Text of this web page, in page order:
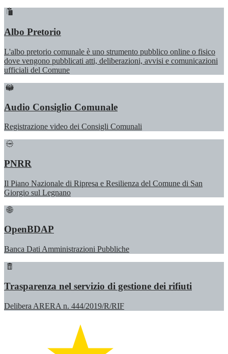
Albo Pretorio
L'albo pretorio comunale è uno strumento pubblico online o fisico
dove vengono pubblicati atti, deliberazioni, avvisi e comunicazioni
ufficiali del Comune
Audio Consiglio Comunale
Registrazione video dei Consigli Comunali
PNRR
Il Piano Nazionale di Ripresa e Resilienza del Comune di San
Giorgio sul Legnano
OpenBDAP
Banca Dati Amministrazioni Pubbliche
Trasparenza nel servizio di gestione dei rifiuti
Delibera ARERA n. 444/2019/R/RIF